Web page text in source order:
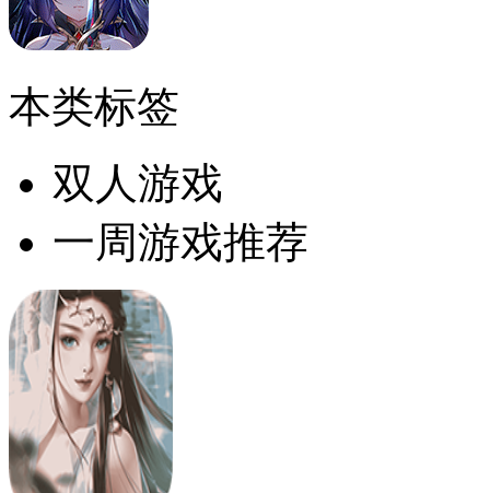
本类标签
双人游戏
一周游戏推荐